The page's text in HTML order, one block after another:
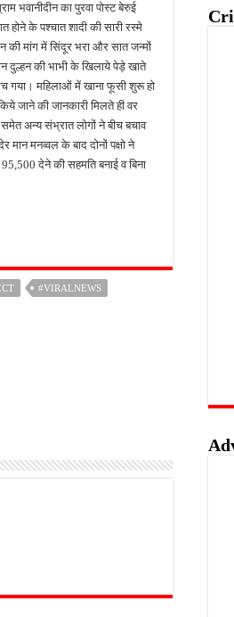
भवानीदीन का पुरवा पोस्ट बेरुई
होने के पश्चात शादी की सारी रस्मे
की मांग में सिंदूर भरा और सात जन्मों
दुल्हन की भाभी के खिलाये पेड़े खाते
गया। महिलाओं में खाना फूसी शुरू हो
जाने की जानकारी मिलते ही वर
समेत अन्य संभ्रात लोगों ने बीच बचाव
मनव्वल के बाद दोनों पक्षो ने
देने की सहमति बनाई व बिना
#VIRALNEWS